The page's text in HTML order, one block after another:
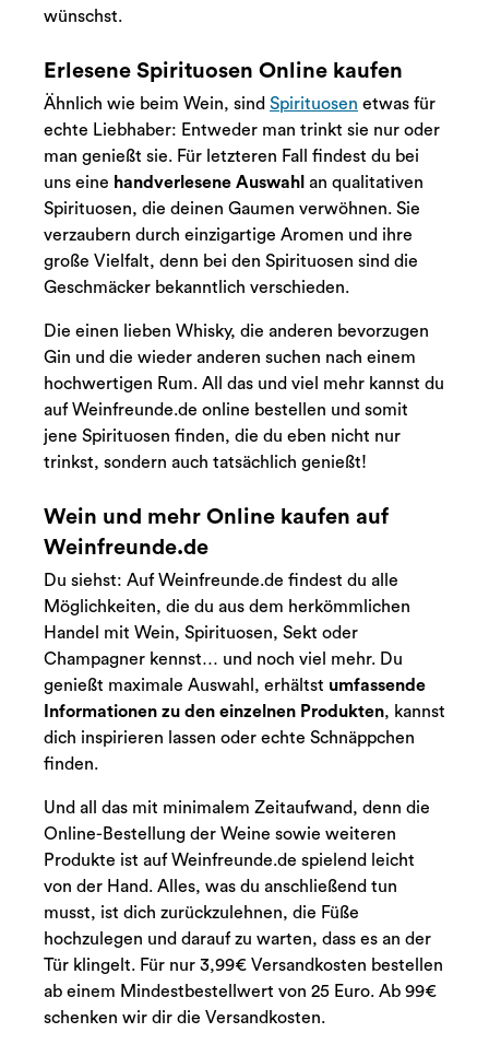
wünschst.
Erlesene Spirituosen Online kaufen
Ähnlich wie beim Wein, sind Spirituosen etwas für
echte Liebhaber: Entweder man trinkt sie nur oder
man genießt sie. Für letzteren Fall findest du bei
uns eine handverlesene Auswahl an qualitativen
Spirituosen, die deinen Gaumen verwöhnen. Sie
verzaubern durch einzigartige Aromen und ihre
große Vielfalt, denn bei den Spirituosen sind die
Geschmäcker bekanntlich verschieden.
Die einen lieben Whisky, die anderen bevorzugen
Gin und die wieder anderen suchen nach einem
hochwertigen Rum. All das und viel mehr kannst du
auf Weinfreunde.de online bestellen und somit
jene Spirituosen finden, die du eben nicht nur
trinkst, sondern auch tatsächlich genießt!
Wein und mehr Online kaufen auf
Weinfreunde.de
Du siehst: Auf Weinfreunde.de findest du alle
Möglichkeiten, die du aus dem herkömmlichen
Handel mit Wein, Spirituosen, Sekt oder
Champagner kennst… und noch viel mehr. Du
genießt maximale Auswahl, erhältst umfassende
Informationen zu den einzelnen Produkten, kannst
dich inspirieren lassen oder echte Schnäppchen
finden.
Und all das mit minimalem Zeitaufwand, denn die
Online-Bestellung der Weine sowie weiteren
Produkte ist auf Weinfreunde.de spielend leicht
von der Hand. Alles, was du anschließend tun
musst, ist dich zurückzulehnen, die Füße
hochzulegen und darauf zu warten, dass es an der
Tür klingelt. Für nur 3,99€ Versandkosten bestellen
ab einem Mindestbestellwert von 25 Euro. Ab 99€
schenken wir dir die Versandkosten.